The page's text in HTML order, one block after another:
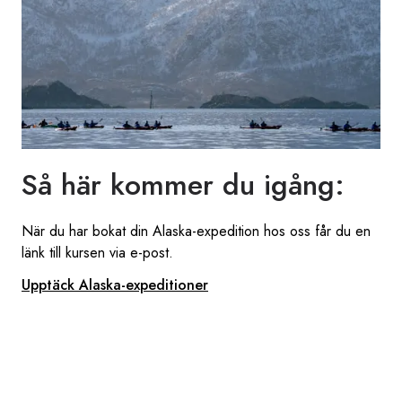
Så här kommer du igång:
När du har bokat din Alaska-expedition hos oss får du en
länk till kursen via e-post.
Upptäck Alaska-expeditioner